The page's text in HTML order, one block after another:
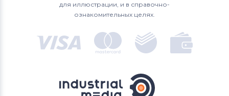
для иллюстрации, и в справочно-
ознакомительных целях.